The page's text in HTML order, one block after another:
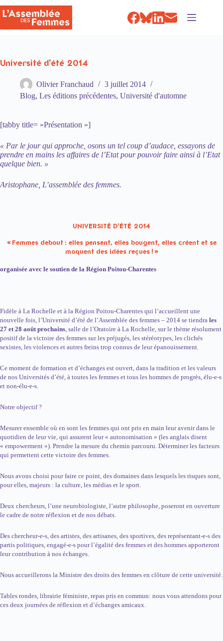
Passer
au
contenu
Université d’été 2014
Olivier Franchaud
3 juillet 2014
Blog, Les éditions précédentes, Université d'automne
[tabby title= »Présentation »]
« Par le jour qui approche, osons un tel coup d’audace, essayons de
prendre en mains les affaires de l’Etat pour pouvoir faire ainsi à l’Etat
quelque bien. »
Aristophane, L’assemblée des femmes.
UNIVERSITÉ D’ÉTÉ 2014
« Femmes debout : elles pensent, elles bougent, elles créent et se
moquent des idées reçues ! »
organisée avec le soutien de la Région Poitou-Charentes
Fidèle à La Rochelle et à la Région Poitou-Charentes qui l’accueillent une
nouvelle fois, l’Université d’été de l’Assemblée des femmes – 2014 se tiendra les
27 et 28 août prochains , salle de l’Oratoire à La Rochelle, sur le thème résolument
positif de la victoire des femmes sur les préjugés, les stéréotypes, les clichés
sexistes, les violences et autres freins trop connus de leur épanouissement.
Ce moment de formation et d’échanges est ouvert, dans la tradition et les valeurs
de nos Universités d’été, à toutes les femmes et tous les hommes de progrès, élu-e-s
et non-élu-e-s.
Notre objectif ?
Mesurer ensemble où en sont les femmes qui ont pris en main leur avenir dans le
quotidien de leur vie, qui assurent leur « autonomisation » (les anglais disent
« empowerment »). Prendre la mesure du chemin parcouru. Déterminer les facteurs
qui permettent cette victoire des femmes.
Nous avons choisi pour faire ce point, des domaines dans lesquels les risques sont,
pour elles, majeurs : la culture, les médias et le sport.
Deux chercheurs, l’une neurobiologiste, l’autre philosophe, poseront en ouverture
le cadre de notre réflexion et de nos débats.
Des chercheur-e-s, des artistes, des artisanes, des sportives, des représentant-e-s des
partis politiques, engagé-e-s pour l’égalité des femmes et des hommes apporteront
leur contribution à nos échanges.
Nous accueillerons la Ministre des droits des femmes en clôture de cette université.
Tables rondes, librairie féministe, repas pris en commun: nous vous attendons pour
ces deux journées de réflexion et d’échanges amicaux.